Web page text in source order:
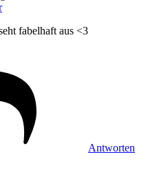
fabelhaft aus <3
Antworten